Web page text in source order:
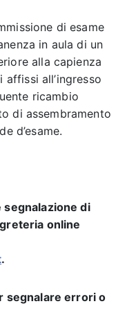
di esame
in aula di un
alla capienza
all’ingresso
ricambio
di assembramento
d’esame.
segnalazione di
online
.
segnalare errori o